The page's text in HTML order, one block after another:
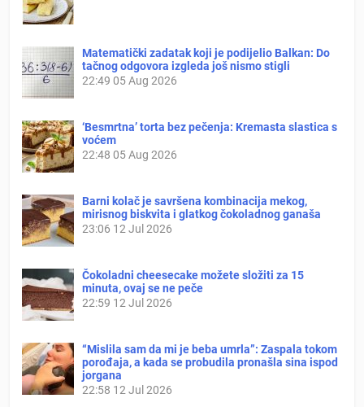
Matematički zadatak koji je podijelio Balkan: Do
tačnog odgovora izgleda još nismo stigli
22:49 05 Aug 2026
‘Besmrtna’ torta bez pečenja: Kremasta slastica s
voćem
22:48 05 Aug 2026
Barni kolač je savršena kombinacija mekog,
mirisnog biskvita i glatkog čokoladnog ganaša
23:06 12 Jul 2026
Čokoladni cheesecake možete složiti za 15
minuta, ovaj se ne peče
22:59 12 Jul 2026
“Mislila sam da mi je beba umrla”: Zaspala tokom
porođaja, a kada se probudila pronašla sina ispod
jorgana
22:58 12 Jul 2026